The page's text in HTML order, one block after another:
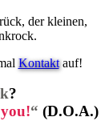
der kleinen,
Kontaktauf!
?
“ (D.O.A.)